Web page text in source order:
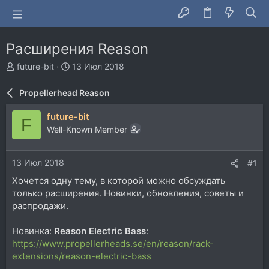
Расширения Reason
А
т
р
ы
future-bit
Д
а
ч
13 Июл 2018
Propellerhead Reason
F future-bit
Well-Known Member
13 Июл 2018 #1
Хочется одну тему, в которой можно обсуждать
только расширения. Новинки, обновления, советы и
распродажи.
Новинка: Reason Electric Bass:
https://www.propellerheads.se/en/reason/rack-
extensions/reason-electric-bass